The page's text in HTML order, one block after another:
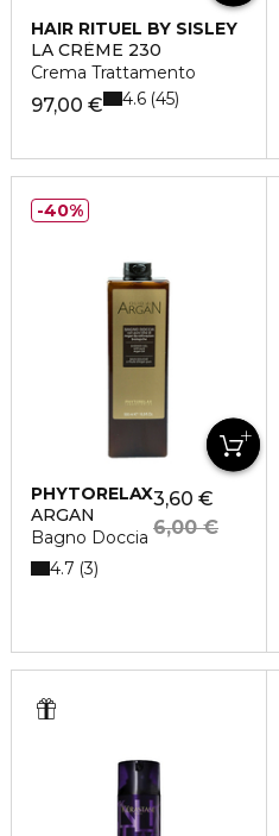
HAIR RITUEL BY SISLEY
LA CRÈME 230
Crema Trattamento
97,00 € 4.6 45
PHYTORELAX
ARGAN
Bagno Doccia
3,60 €
6,00 €
4.7 3
40%